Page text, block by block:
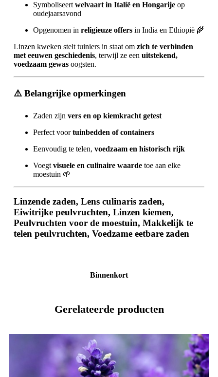
Symboliseert welvaart in Italië en Hongarije op
oudejaarsavond
Opgenomen in religieuze offers in India en Ethiopië 🌾
Linzen kweken stelt tuiniers in staat om zich te verbinden
met eeuwen geschiedenis, terwijl ze een uitstekend,
voedzaam gewas oogsten.
⚠️ Belangrijke opmerkingen
Zaden zijn vers en op kiemkracht getest
Perfect voortuinbedden of containers
Eenvoudig te telen, voedzaam en historisch rijk
Voegt visuele en culinaire waarde toe aan elke
moestuin 🌱
Linzende zaden, Lens culinaris zaden,
Eiwitrijke peulvruchten, Linzen kiemen,
Peulvruchten voor de moestuin, Makkelijk te
telen peulvruchten, Voedzame eetbare zaden
Binnenkort
Gerelateerde producten